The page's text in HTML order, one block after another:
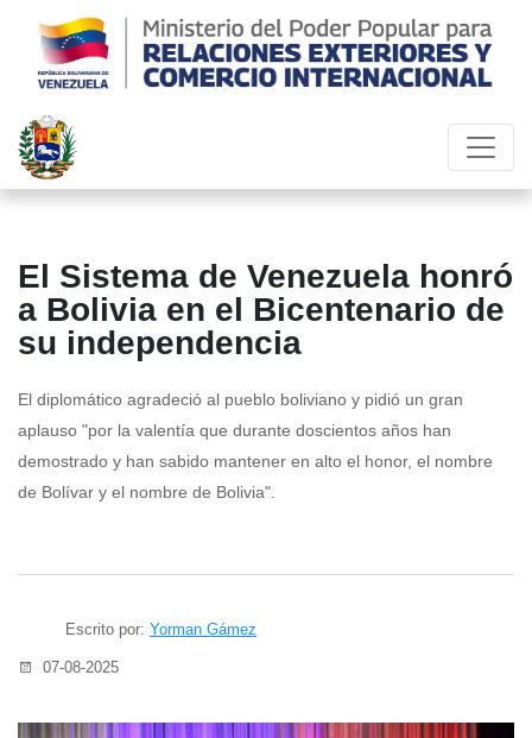
El Sistema de Venezuela honró
a Bolivia en el Bicentenario de
su independencia
El diplomático agradeció al pueblo boliviano y pidió un gran
aplauso "por la valentía que durante doscientos años han
demostrado y han sabido mantener en alto el honor, el nombre
de Bolívar y el nombre de Bolivia".
Escrito por: Yorman Gámez
07-08-2025